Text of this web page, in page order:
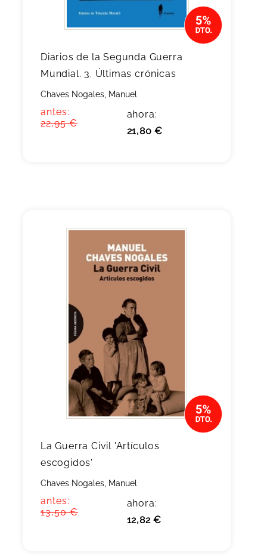
Diarios de la Segunda Guerra
Mundial. 3. Últimas crónicas
Chaves Nogales, Manuel
antes:
22,95 €
ahora:
21,80 €
La Guerra Civil 'Artículos
escogidos'
Chaves Nogales, Manuel
antes:
13,50 €
ahora:
12,82 €